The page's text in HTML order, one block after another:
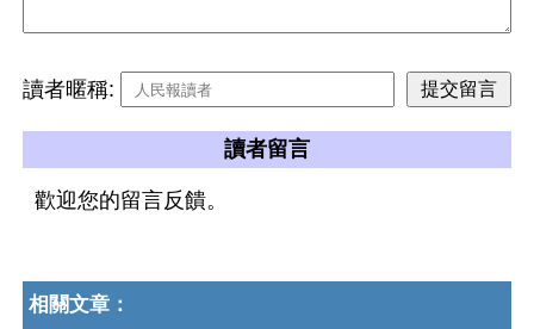
讀者暱稱:
讀者留言
歡迎您的留言反饋。
相關文章：